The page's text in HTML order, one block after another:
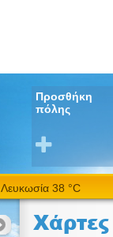
Προσθήκη
πόλης
Λευκωσία 38 °C